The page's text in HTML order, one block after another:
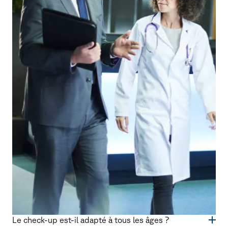
Le check-up est-il adapté à tous les âges ?